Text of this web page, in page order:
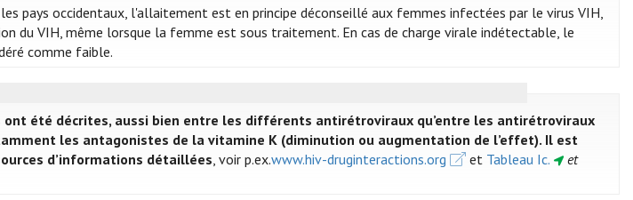
pays occidentaux, l'allaitement est en principe déconseillé aux femmes infectées par le virus VIH,
du VIH, même lorsque la femme est sous traitement. En cas de charge virale indétectable, le
comme faible.
été décrites, aussi bien entre les différents antirétroviraux qu’entre les antirétroviraux
les antagonistes de la vitamine K (diminution ou augmentation de l’effet). Il est
d’informations détaillées, voir p.ex.www.hiv-druginteractions.org et Tableau Ic.
et